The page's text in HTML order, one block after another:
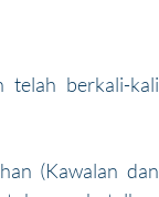
telah berkali-kali
(Kawalan dan